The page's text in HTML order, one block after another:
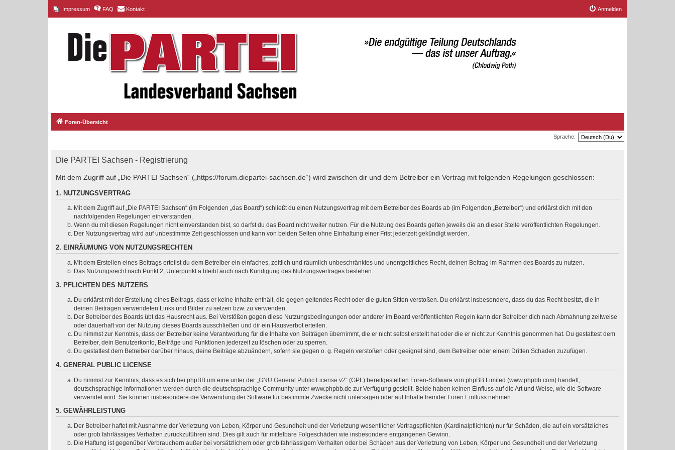
Impressum FAQ Kontakt Anmelden
Foren-Übersicht
Sprache:
Die PARTEI Sachsen - Registrierung
Mit dem Zugriff auf „Die PARTEI Sachsen“ („https://forum.diepartei-sachsen.de“) wird zwischen dir und dem Betreiber ein Vertrag mit folgenden Regelungen geschlossen:
1. NUTZUNGSVERTRAG
Mit dem Zugriff auf „Die PARTEI Sachsen“ (im Folgenden „das Board“) schließt du einen Nutzungsvertrag mit dem Betreiber des Boards ab (im Folgenden „Betreiber“) und erklärst dich mit den
nachfolgenden Regelungen einverstanden.
Wenn du mit diesen Regelungen nicht einverstanden bist, so darfst du das Board nicht weiter nutzen. Für die Nutzung des Boards gelten jeweils die an dieser Stelle veröffentlichten Regelungen.
Der Nutzungsvertrag wird auf unbestimmte Zeit geschlossen und kann von beiden Seiten ohne Einhaltung einer Frist jederzeit gekündigt werden.
2. EINRÄUMUNG VON NUTZUNGSRECHTEN
Mit dem Erstellen eines Beitrags erteilst du dem Betreiber ein einfaches, zeitlich und räumlich unbeschränktes und unentgeltliches Recht, deinen Beitrag im Rahmen des Boards zu nutzen.
Das Nutzungsrecht nach Punkt 2, Unterpunkt a bleibt auch nach Kündigung des Nutzungsvertrages bestehen.
3. PFLICHTEN DES NUTZERS
Du erklärst mit der Erstellung eines Beitrags, dass er keine Inhalte enthält, die gegen geltendes Recht oder die guten Sitten verstoßen. Du erklärst insbesondere, dass du das Recht besitzt, die in
deinen Beiträgen verwendeten Links und Bilder zu setzen bzw. zu verwenden.
Der Betreiber des Boards übt das Hausrecht aus. Bei Verstößen gegen diese Nutzungsbedingungen oder anderer im Board veröffentlichten Regeln kann der Betreiber dich nach Abmahnung zeitweise
oder dauerhaft von der Nutzung dieses Boards ausschließen und dir ein Hausverbot erteilen.
Du nimmst zur Kenntnis, dass der Betreiber keine Verantwortung für die Inhalte von Beiträgen übernimmt, die er nicht selbst erstellt hat oder die er nicht zur Kenntnis genommen hat. Du gestattest dem
Betreiber, dein Benutzerkonto, Beiträge und Funktionen jederzeit zu löschen oder zu sperren.
Du gestattest dem Betreiber darüber hinaus, deine Beiträge abzuändern, sofern sie gegen o. g. Regeln verstoßen oder geeignet sind, dem Betreiber oder einem Dritten Schaden zuzufügen.
4. GENERAL PUBLIC LICENSE
Du nimmst zur Kenntnis, dass es sich bei phpBB um eine unter der „ GNU General Public License v2“ (GPL) bereitgestellten Foren-Software von phpBB Limited (www.phpbb.com) handelt;
deutschsprachige Informationen werden durch die deutschsprachige Community unter www.phpbb.de zur Verfügung gestellt. Beide haben keinen Einfluss auf die Art und Weise, wie die Software
verwendet wird. Sie können insbesondere die Verwendung der Software für bestimmte Zwecke nicht untersagen oder auf Inhalte fremder Foren Einfluss nehmen.
5. GEWÄHRLEISTUNG
Der Betreiber haftet mit Ausnahme der Verletzung von Leben, Körper und Gesundheit und der Verletzung wesentlicher Vertragspflichten (Kardinalpflichten) nur für Schäden, die auf ein vorsätzliches
oder grob fahrlässiges Verhalten zurückzuführen sind. Dies gilt auch für mittelbare Folgeschäden wie insbesondere entgangenen Gewinn.
Die Haftung ist gegenüber Verbrauchern außer bei vorsätzlichem oder grob fahrlässigem Verhalten oder bei Schäden aus der Verletzung von Leben, Körper und Gesundheit und der Verletzung